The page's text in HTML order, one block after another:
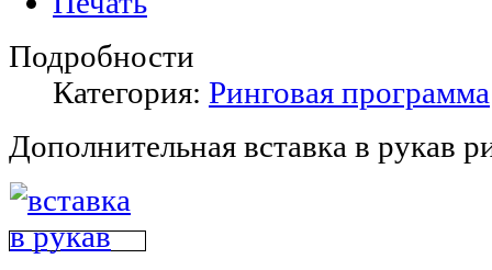
Подробности
Категория: Ринговая программа
Дополнительная вставка в рукав